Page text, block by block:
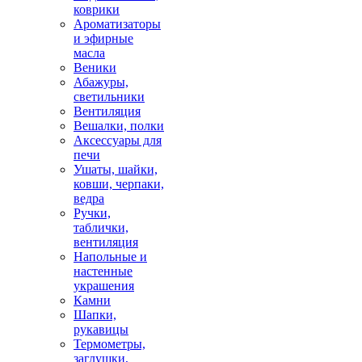
коврики
Ароматизаторы
и эфирные
масла
Веники
Абажуры,
светильники
Вентиляция
Вешалки, полки
Аксессуары для
печи
Ушаты, шайки,
ковши, черпаки,
ведра
Ручки,
таблички,
вентиляция
Напольные и
настенные
украшения
Камни
Шапки,
рукавицы
Термометры,
заглушки,